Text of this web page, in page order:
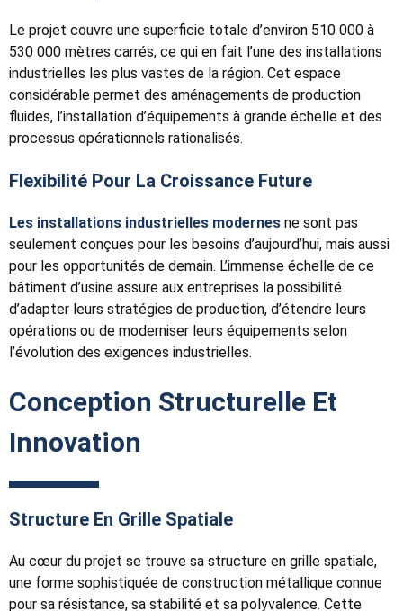
Le projet couvre une superficie totale d’environ 510 000 à
530 000 mètres carrés, ce qui en fait l’une des installations
industrielles les plus vastes de la région. Cet espace
considérable permet des aménagements de production
fluides, l’installation d’équipements à grande échelle et des
processus opérationnels rationalisés.
Flexibilité Pour La Croissance Future
Les installations industrielles modernes ne sont pas
seulement conçues pour les besoins d’aujourd’hui, mais aussi
pour les opportunités de demain. L’immense échelle de ce
bâtiment d’usine assure aux entreprises la possibilité
d’adapter leurs stratégies de production, d’étendre leurs
opérations ou de moderniser leurs équipements selon
l’évolution des exigences industrielles.
Conception Structurelle Et
Innovation
Structure En Grille Spatiale
Au cœur du projet se trouve sa structure en grille spatiale,
une forme sophistiquée de construction métallique connue
pour sa résistance, sa stabilité et sa polyvalence. Cette